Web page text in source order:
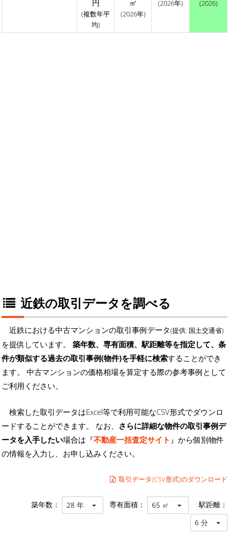
円
(複数年平
均)
㎡
(2026年)
(2026年) (2026)
近鉄の取引データを調べる
近鉄における中古マンションの取引事例データ(提供: 国土交通省)
を提供しています。 築年数、専有面積、駅距離等を指定して、条
件が類似する過去の取引事例(物件)を手軽に検索することができ
ます。 中古マンションの価格相場を算定する際の参考事例として
ご利用ください。
検索した取引データはExcel等で利用可能なCSV形式でダウンロ
ードすることができます。 なお、 さらに詳細な物件の取引事例デ
ータを入手したい場合は『不動産一括査定サイト 』から個別物件
の情報を入力し、お申し込みください。
取引データ(CSV形式)のダウンロード
築年数： 28 年 専有面積： 65 ㎡ 駅距離：
6 分